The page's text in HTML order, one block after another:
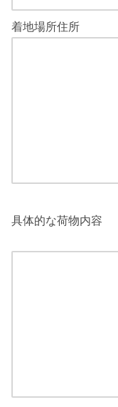
着地場所住所
具体的な荷物内容